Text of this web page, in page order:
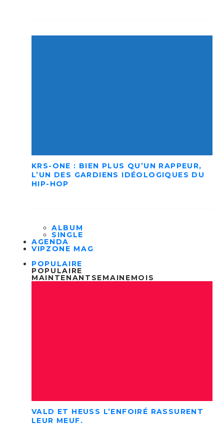
KRS-ONE : BIEN PLUS QU’UN RAPPEUR,
L’UN DES GARDIENS IDÉOLOGIQUES DU
HIP-HOP
ALBUM
SINGLE
AGENDA
VIPZONE MAG
POPULAIRE
POPULAIRE
MAINTENANT SEMAINEMOIS
VALD ET HEUSS L’ENFOIRÉ RASSURENT
LEUR MEUF.